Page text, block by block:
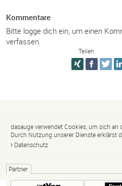
Kommentare
Bitte logge dich ein, um einen
verfassen.
Teilen
dasauge verwendet Cookies, um sich an
Durch Nutzung unserer Dienste erklärst
Datenschutz
Partner